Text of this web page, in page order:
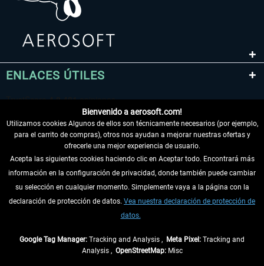
ENLACES ÚTILES
DESISTIR DEL CONTRATO
INFORMACIÓN
Bienvenido a aerosoft.com!
Utilizamos cookies Algunos de ellos son técnicamente necesarios (por ejemplo,
para el carrito de compras), otros nos ayudan a mejorar nuestras ofertas y
ofrecerle una mejor experiencia de usuario.
Acepta las siguientes cookies haciendo clic en Aceptar todo. Encontrará más
información en la configuración de privacidad, donde también puede cambiar
su selección en cualquier momento. Simplemente vaya a la página con la
declaración de protección de datos. Vea nuestra declaración de protección de
datos.
Google Tag Manager: Tracking and Analysis , Meta Pixel: Tracking and
Analysis , OpenStreetMap:Misc